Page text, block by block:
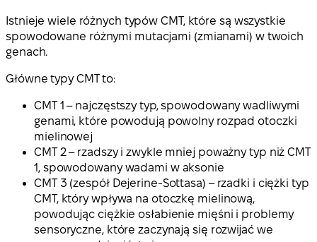
Istnieje wiele różnych typów CMT, które są wszystkie
spowodowane różnymi mutacjami (zmianami) w twoich
genach.
Główne typy CMT to:
CMT 1 – najczęstszy typ, spowodowany wadliwymi
genami, które powodują powolny rozpad otoczki
mielinowej
CMT 2 – rzadszy i zwykle mniej poważny typ niż CMT
1, spowodowany wadami w aksonie
CMT 3 (zespół Dejerine-Sottasa) – rzadki i ciężki typ
CMT, który wpływa na otoczkę mielinową,
powodując ciężkie osłabienie mięśni i problemy
sensoryczne, które zaczynają się rozwijać we